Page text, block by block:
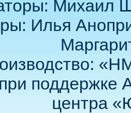
Михаил
Илья
поддержке
центра